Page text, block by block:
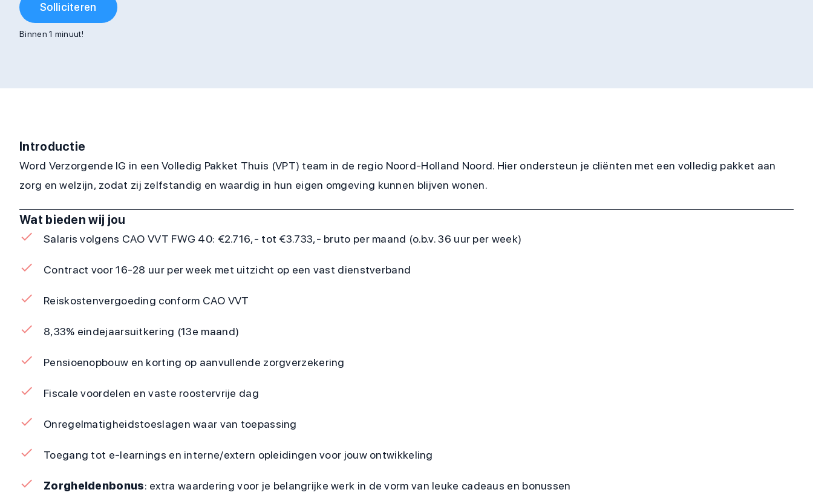
Solliciteren
Binnen 1 minuut!
Introductie
Word Verzorgende IG in een Volledig Pakket Thuis (VPT) team in de regio Noord-Holland Noord. Hier ondersteun je cliënten met een volledig pakket aan
zorg en welzijn, zodat zij zelfstandig en waardig in hun eigen omgeving kunnen blijven wonen.
Wat bieden wij jou
Salaris volgens CAO VVT FWG 40: €2.716,- tot €3.733,- bruto per maand (o.b.v. 36 uur per week)
Contract voor 16-28 uur per week met uitzicht op een vast dienstverband
Reiskostenvergoeding conform CAO VVT
8,33% eindejaarsuitkering (13e maand)
Pensioenopbouw en korting op aanvullende zorgverzekering
Fiscale voordelen en vaste roostervrije dag
Onregelmatigheidstoeslagen waar van toepassing
Toegang tot e-learnings en interne/extern opleidingen voor jouw ontwikkeling
Zorgheldenbonus: extra waardering voor je belangrijke werk in de vorm van leuke cadeaus en bonussen